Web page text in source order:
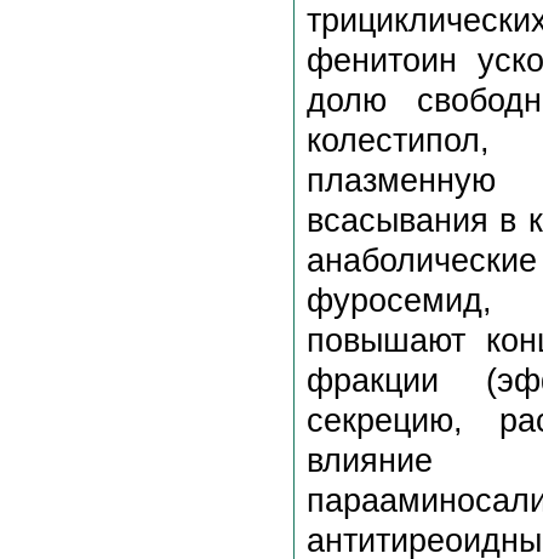
фенитоин
долю
всасывания в
фуросемид,
повышают
фракции
секрецию,
влияние